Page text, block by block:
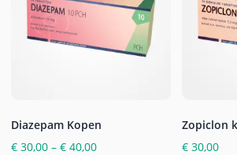
Diazepam Kopen
€ 30,00 – € 40,00
Zopiclon
€ 30,00